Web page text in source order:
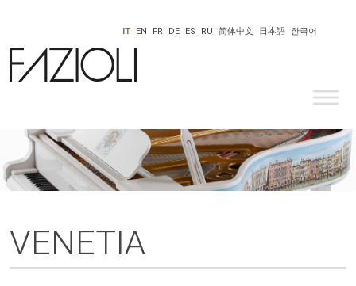
한국어
日本語
IT EN FR DE ES RU 简体中文
VENETIA